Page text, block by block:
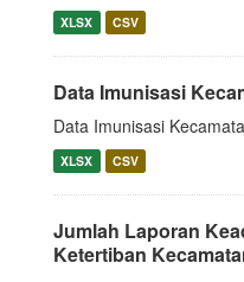
XLSX CSV
Data Imunisasi
Data Imunisasi
XLSX CSV
Jumlah Laporan
Ketertiban